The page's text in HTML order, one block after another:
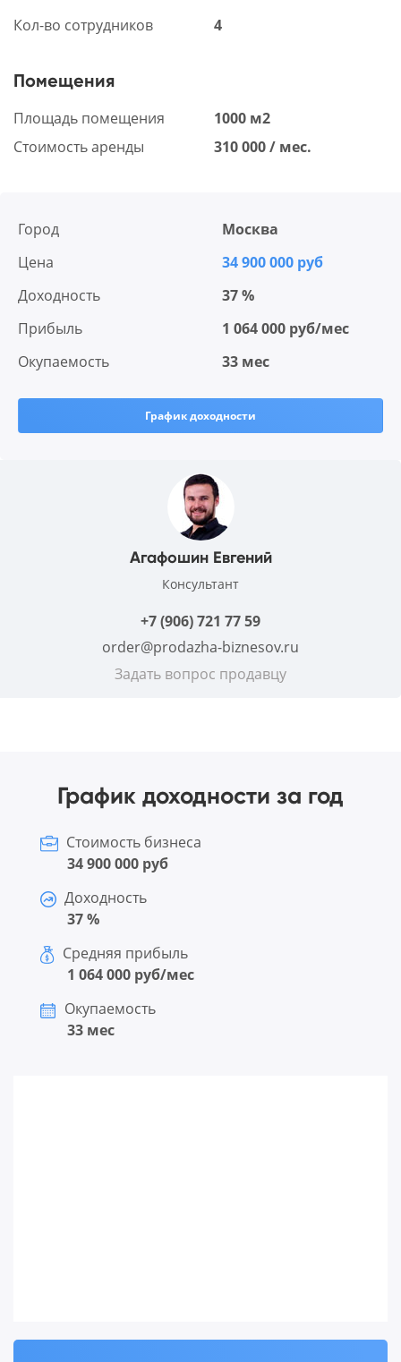
Кол-во сотрудников 4
Помещения
Площадь помещения
1000 м2
Стоимость аренды
310 000 / мес.
Город
Москва
Цена
34 900 000 руб
Доходность
37 %
Прибыль
1 064 000 руб/мес
Окупаемость
33 мес
График доходности
Агафошин Евгений
Консультант
+7 (906) 721 77 59
order@prodazha-biznesov.ru
Задать вопрос продавцу
График доходности за год
Стоимость бизнеса
34 900 000 руб
Доходность
37 %
Средняя прибыль
1 064 000 руб/мес
Окупаемость
33 мес